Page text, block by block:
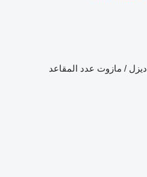
ديزل / مازوت عدد المقاعد